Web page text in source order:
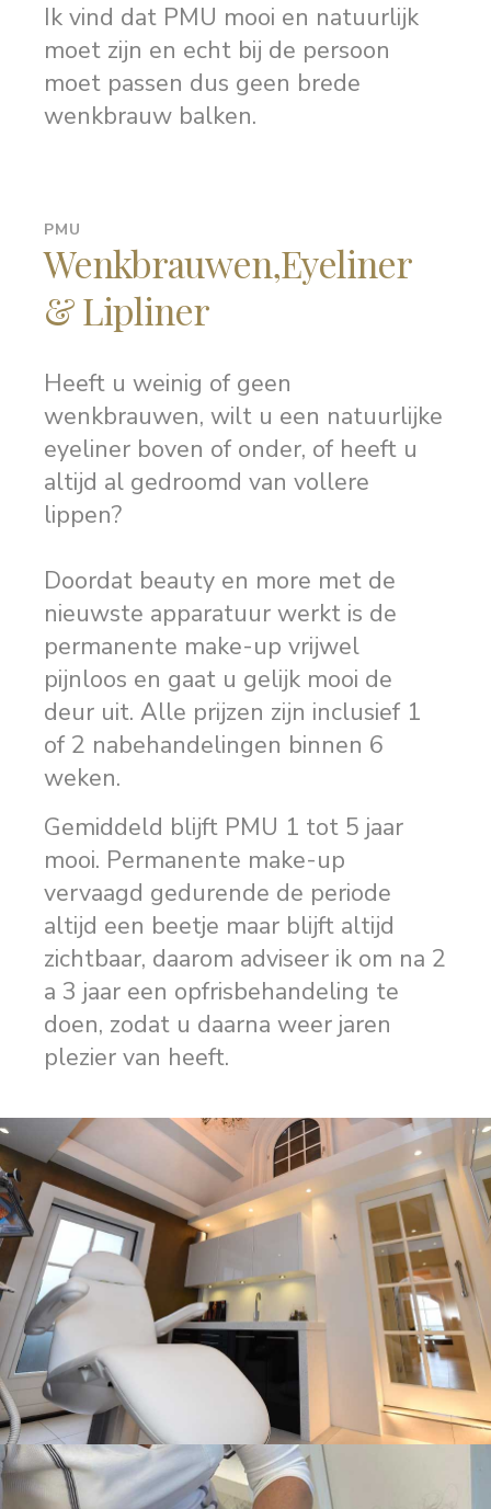
Ik vind dat PMU mooi en natuurlijk
moet zijn en echt bij de persoon
moet passen dus geen brede
wenkbrauw balken.
PMU
Wenkbrauwen,Eyeliner
& Lipliner
Heeft u weinig of geen
wenkbrauwen, wilt u een natuurlijke
eyeliner boven of onder, of heeft u
altijd al gedroomd van vollere
lippen?
Doordat beauty en more met de
nieuwste apparatuur werkt is de
permanente make-up vrijwel
pijnloos en gaat u gelijk mooi de
deur uit. Alle prijzen zijn inclusief 1
of 2 nabehandelingen binnen 6
weken.
Gemiddeld blijft PMU 1 tot 5 jaar
mooi. Permanente make-up
vervaagd gedurende de periode
altijd een beetje maar blijft altijd
zichtbaar, daarom adviseer ik om na 2
a 3 jaar een opfrisbehandeling te
doen, zodat u daarna weer jaren
plezier van heeft.